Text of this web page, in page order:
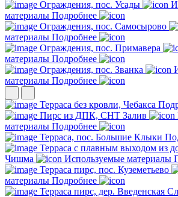
Ограждения, пос. Усады
материалы Подробнее
Ограждения, пос. Самосырово
материалы Подробнее
Ограждения, пос. Примавера
материалы Подробнее
Ограждения, пос. Званка
материалы Подробнее
Терраса без кровли, Чебакса
Пирс из ДПК, СНТ Залив
материалы Подробнее
Терраса, пос. Большие Клыки
Терраса с плавным выходом из
Чишма
Используемые материалы
Терраса пирс, пос. Куземетьево
материалы Подробнее
Терраса пирс, дер. Введенская